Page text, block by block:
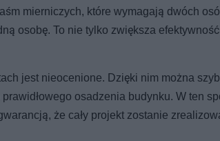
mierniczych, które wymagają dwóch
osobę. To nie tylko zwiększa
jest nieocenione. Dzięki nim można
osadzenia budynku. W ten
że cały projekt zostanie